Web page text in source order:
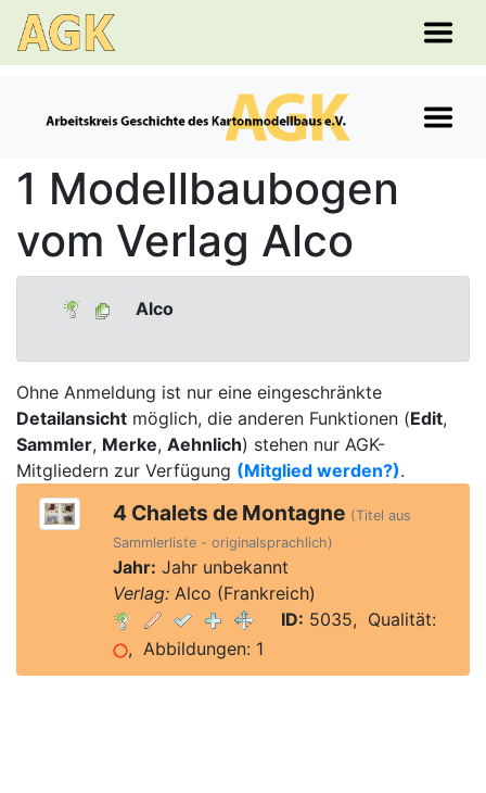
1 Modellbaubogen
vom Verlag Alco
Alco
Ohne Anmeldung ist nur eine eingeschränkte
Detailansicht möglich, die anderen Funktionen (Edit,
Sammler, Merke, Aehnlich) stehen nur AGK-
Mitgliedern zur Verfügung (Mitglied werden?).
4 Chalets de Montagne (Titel aus
Sammlerliste - originalsprachlich)
Jahr: Jahr unbekannt
Verlag:Alco (Frankreich)
ID: 5035, Qualität:
, Abbildungen: 1